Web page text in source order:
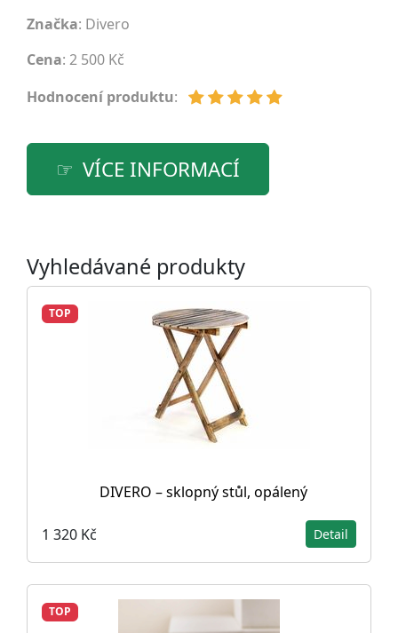
Značka: Divero
Cena: 2 500 Kč
Hodnocení produktu:
VÍCE INFORMACÍ
Vyhledávané produkty
TOP
DIVERO – sklopný stůl, opálený
1 320 Kč Detail
TOP